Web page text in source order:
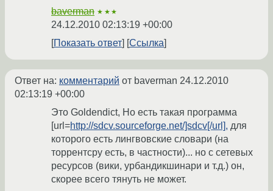
baverman ★★★
24.12.2010 02:13:19 +00:00
Показать ответ
Ссылка
Ответ на: комментарий от baverman 24.12.2010
02:13:19 +00:00
Это Goldendict, Но есть такая программа
[url=http://sdcv.sourceforge.net/]sdcv[/url], для
которого есть лингвовские словари (на
торрентсру есть, в частности)... но с сетевых
ресурсов (вики, урбандикшинари и т.д.) он,
скорее всего тянуть не может.